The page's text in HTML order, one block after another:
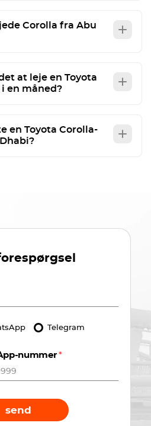
Corolla fra Abu
at leje en Toyota
en måned?
en Toyota Corolla-
Telegram
nummer*
send